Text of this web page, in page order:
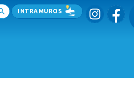
INTRAMUROS